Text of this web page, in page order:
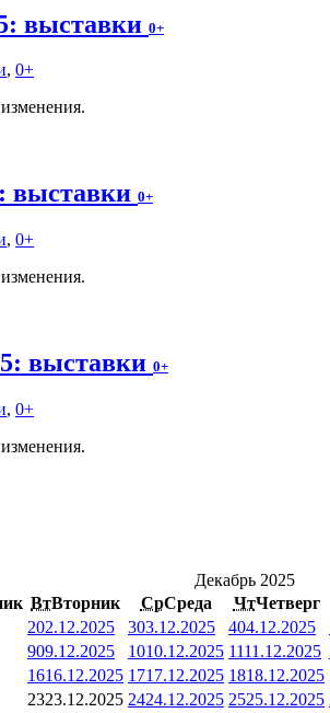
выставки 0+
, 0+
выставки 0+
, 0+
выставки 0+
, 0+
Декабрь 2025
ВтВторник СрСреда ЧтЧетверг
202.12.2025 303.12.2025 404.12.2025
909.12.2025 1010.12.2025 1111.12.2025
1616.12.2025 1717.12.2025 1818.12.2025
2323.12.2025 2424.12.2025 2525.12.2025